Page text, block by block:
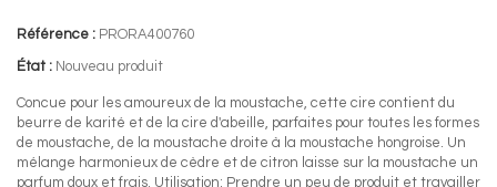
Référence : PRORA400760
État : Nouveau produit
Concue pour les amoureux de la moustache, cette cire contient du
beurre de karité et de la cire d'abeille, parfaites pour toutes les formes
de moustache, de la moustache droite à la moustache hongroise. Un
mélange harmonieux de cèdre et de citron laisse sur la moustache un
parfum doux et frais. Utilisation: Prendre un peu de produit et travailler